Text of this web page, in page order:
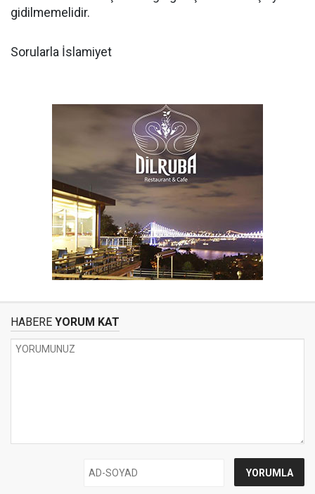
gidilmemelidir.
Sorularla İslamiyet
HABERE YORUM KAT